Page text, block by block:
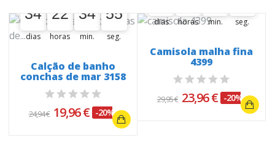
34
34
00
dias
22
22
00
horas
34
34
35
min.
55
55
56
seg.
Calção de banho
conchas de mar 3158
24,94 € 19,96 € -20%
dias horas min. seg.
Camisola malha fina
4399
29,95 € 23,96 € -20%